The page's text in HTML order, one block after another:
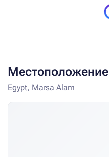
Местоположение
Egypt, Marsa Alam